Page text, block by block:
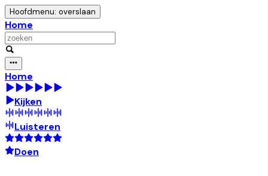
Hoofdmenu: overslaan
Home
Home
Kijken
Luisteren
Doen